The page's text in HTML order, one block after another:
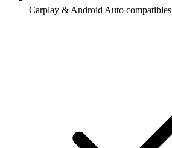
Carplay & Android Auto compatibles